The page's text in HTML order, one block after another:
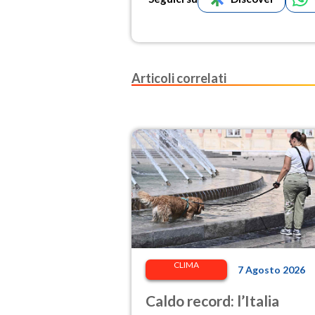
Articoli correlati
CLIMA 7 Agosto 2026
Caldo record: l’Italia